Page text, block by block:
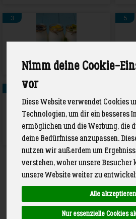
Nimm deine Cookie-
vor
Diese Website verwendet Cookies
Technologien, um dir ein besseres
ermöglichen und die Werbung, die
deine Bedürfnisse anzupassen.
nutzen wir außerdem um
verstehen, woher unsere Besucher
unsere Website weiter zu
Alle akzeptieren
Nur essenzielle Cookies
3
Joghurt-Karussel
5
Frischkäse
Hersteller